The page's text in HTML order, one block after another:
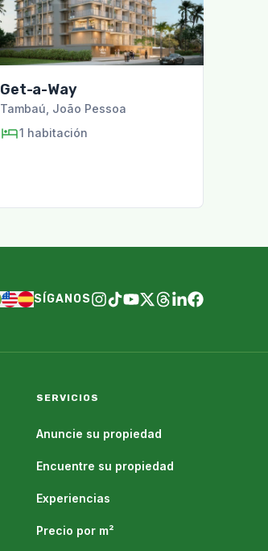
Get-a-Way
Tambaú João Pessoa
1 habitación
SÍGANOS
SERVICIOS
Anuncie su propiedad
Encuentre su propiedad
Experiencias
Precio por m²